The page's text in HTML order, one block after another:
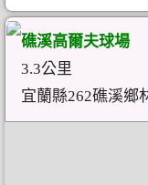
礁溪高爾夫球場
3.3公里
宜蘭縣262礁溪鄉